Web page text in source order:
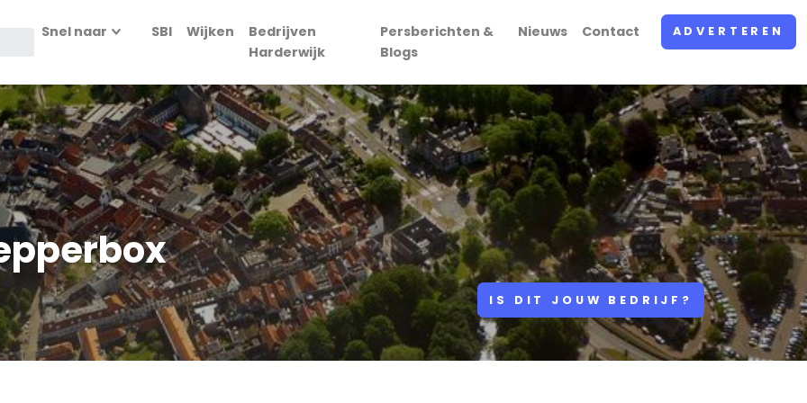
Snel naar SBI Wijken
Bedrijven
Harderwijk
Persberichten &
Blogs
Nieuws Contact ADVERTEREN
IS DIT JOUW BEDRIJF?